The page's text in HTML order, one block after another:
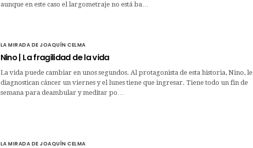
aunque en este caso el largometraje no está ba…
LA MIRADA DE JOAQUÍN CELMA
Nino | La fragilidad de la vida
La vida puede cambiar en unos segundos. Al protagonista de esta historia, Nino, le
diagnostican cáncer un viernes y el lunes tiene que ingresar. Tiene todo un fin de
semana para deambular y meditar po…
LA MIRADA DE JOAQUÍN CELMA